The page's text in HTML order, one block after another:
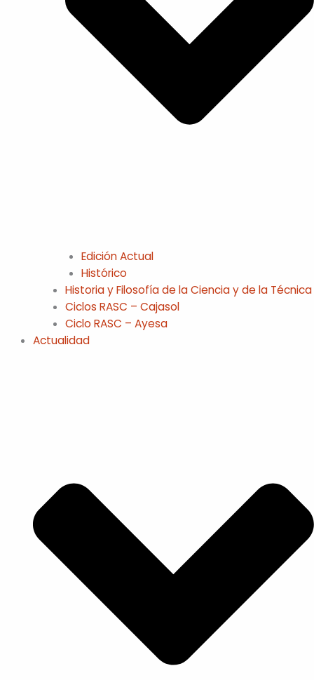
Edición Actual
Histórico
Historia y Filosofía de la Ciencia y de la Técnica
Ciclos RASC – Cajasol
Ciclo RASC – Ayesa
Actualidad